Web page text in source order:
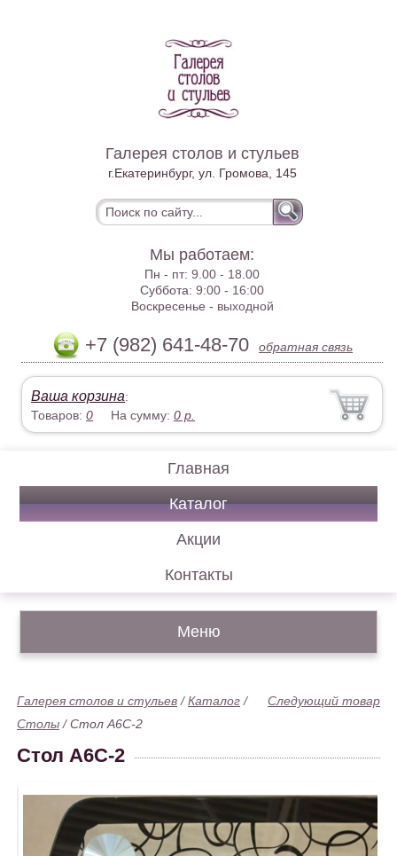
Галерея столов и стульев
г.Екатеринбург, ул. Громова, 145
Мы работаем:
Пн - пт:9.00 - 18.00
Суббота:9:00 - 16:00
Воскресенье - выходной
+7 (982) 641-48-70 обратная связь
Ваша корзина:
Товаров:0 На сумму:0 р.
Главная
Каталог
Акции
Контакты
Меню
Следующий товар
Галерея столов и стульев /Каталог /
Столы /Стол А6С-2
Стол А6С-2